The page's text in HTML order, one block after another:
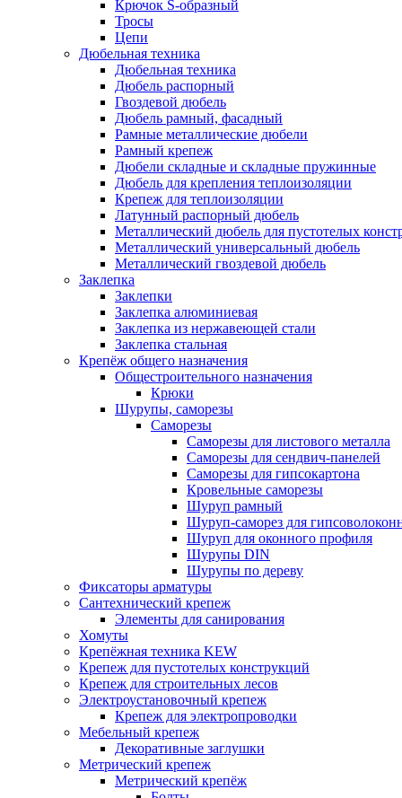
Крючок S-образный
Тросы
Цепи
Дюбельная техника
Дюбельная техника
Дюбель распорный
Гвоздевой дюбель
Дюбель рамный, фасадный
Рамные металлические дюбели
Рамный крепеж
Дюбели складные и складные пружинные
Дюбель для крепления теплоизоляции
Крепеж для теплоизоляции
Латунный распорный дюбель
Металлический дюбель для пустотелых
Металлический универсальный дюбель
Металлический гвоздевой дюбель
Заклепка
Заклепки
Заклепка алюминиевая
Заклепка из нержавеющей стали
Заклепка стальная
Крепёж общего назначения
Общестроительного назначения
Крюки
Шурупы, саморезы
Саморезы
Саморезы для листового металла
Саморезы для сендвич-панелей
Саморезы для гипсокартона
Кровельные саморезы
Шуруп рамный
Шуруп-саморез для
Шуруп для оконного профиля
Шурупы DIN
Шурупы по дереву
Фиксаторы арматуры
Сантехнический крепеж
Элементы для санирования
Хомуты
Крепёжная техника KEW
Крепеж для пустотелых конструкций
Крепеж для строительных лесов
Электроустановочный крепеж
Крепеж для электропроводки
Мебельный крепеж
Декоративные заглушки
Метрический крепеж
Метрический крепёж